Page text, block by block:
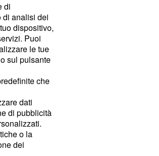
di
di analisi dei
dispositivo,
Puoi
le tue
sul pulsante
che
dati
di pubblicità
o la
dei